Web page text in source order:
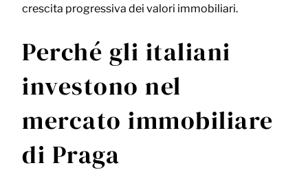
crescita progressiva dei valori immobiliari.
Perché gli italiani
investono nel
mercato immobiliare
di Praga